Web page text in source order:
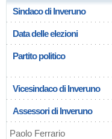
Sindaco di Inveruno
Data delle elezioni
Partito politico
Vicesindaco di Inveruno
Assessori di Inveruno
Paolo Ferrario